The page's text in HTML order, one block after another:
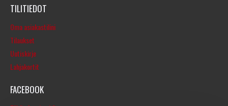
TILITIEDOT
Oma asiakastilini
Tilaukset
Uutiskirje
Lahjakortit
FACEBOOK